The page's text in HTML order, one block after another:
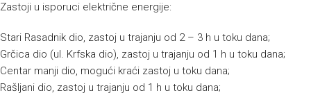
Zastoji u isporuci električne energije:
Stari Rasadnik dio, zastoj u trajanju od 2 – 3 h u toku dana;
Grčica dio (ul. Krfska dio), zastoj u trajanju od 1 h u toku dana;
Centar manji dio, mogući kraći zastoj u toku dana;
Rašljani dio, zastoj u trajanju od 1 h u toku dana;